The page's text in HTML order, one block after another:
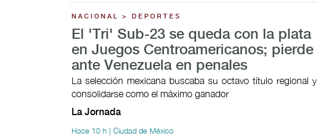
NACIONAL > DEPORTES
El 'Tri' Sub-23 se queda con la plata
en Juegos Centroamericanos; pierde
ante Venezuela en penales
La selección mexicana buscaba su octavo título regional y
consolidarse como el máximo ganador
La Jornada
Hace 10 h | Ciudad de México